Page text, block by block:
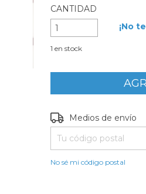
CANTIDAD
1 en stock
¡No
Entregas para el CP:
Medios de envío
No sé mi código postal